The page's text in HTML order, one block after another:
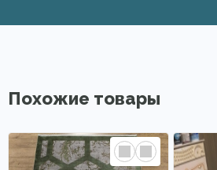
Похожие товары